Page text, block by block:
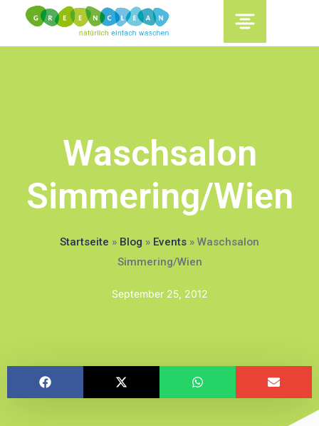
content
Waschsalon
Simmering/Wien
Startseite » Blog » Events » Waschsalon
Simmering/Wien
September 25, 2012